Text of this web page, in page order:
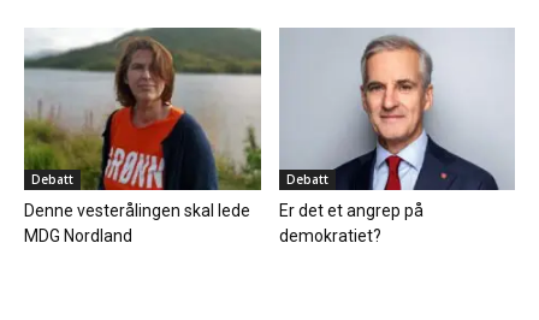
Debatt
Denne vesterålingen skal lede
MDG Nordland
Debatt
Er det et angrep på
demokratiet?